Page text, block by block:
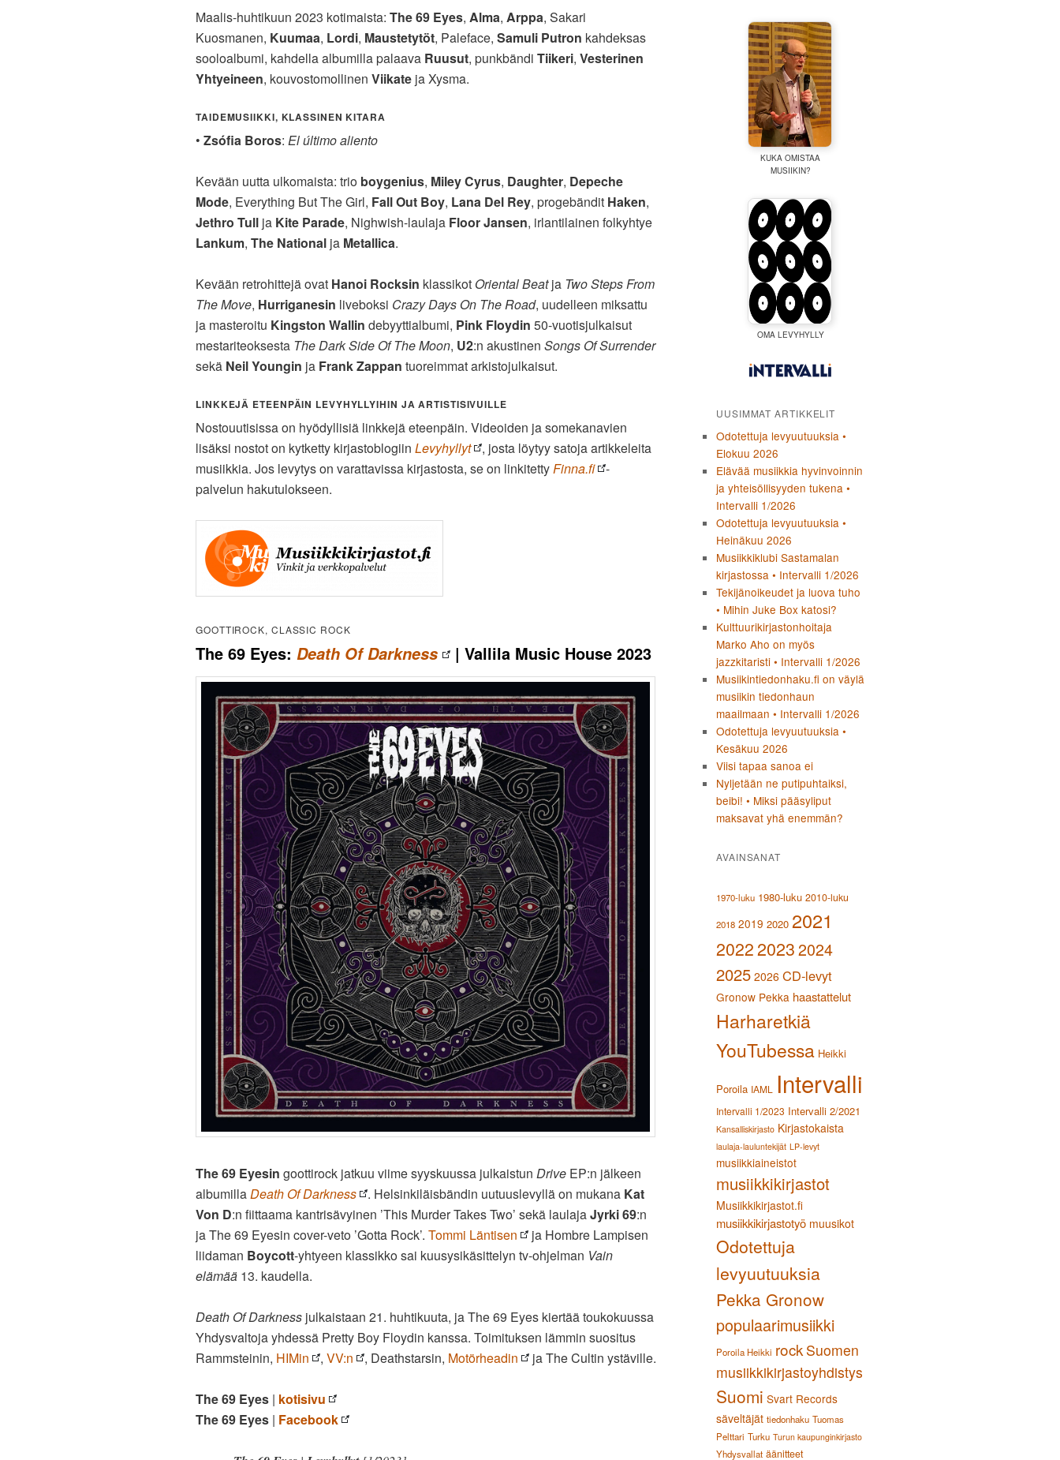
Maalis-huhtikuun 2023 kotimaista: The 69 Eyes, Alma, Arppa, Sakari
Kuosmanen, Kuumaa, Lordi, Maustetytöt, Paleface, Samuli Putron kahdeksas
sooloalbumi, kahdella albumilla palaava Ruusut, punkbändi Tiikeri, Vesterinen
Yhtyeineen, kouvostomollinen Viikate ja Xysma.
TAIDEMUSIIKKI, KLASSINEN KITARA
• Zsófia Boros: El último aliento
Kevään uutta ulkomaista: trio boygenius, Miley Cyrus, Daughter, Depeche
Mode, Everything But The Girl, Fall Out Boy, Lana Del Rey, progebändit Haken,
Jethro Tull ja Kite Parade, Nighwish-laulaja Floor Jansen, irlantilainen folkyhtye
Lankum, The National ja Metallica.
Kevään retrohittejä ovat Hanoi Rocksin klassikot Oriental Beatja Two Steps From
The Move, Hurriganesin liveboksi Crazy Days On The Road, uudelleen miksattu
ja masteroitu Kingston Wallin debyyttialbumi, Pink Floydin 50-vuotisjulkaisut
mestariteoksesta The Dark Side Of The Moon, U2:n akustinen Songs Of Surrender
sekä Neil Youngin ja Frank Zappan tuoreimmat arkistojulkaisut.
LINKKEJÄ ETEENPÄIN LEVYHYLLYIHIN JA ARTISTISIVUILLE
Nostouutisissa on hyödyllisiä linkkejä eteenpäin. Videoiden ja somekanavien
lisäksi nostot on kytketty kirjastoblogiin Levyhyllyt
, josta löytyy satoja artikkeleita
musiikkia. Jos levytys on varattavissa kirjastosta, se on linkitettyFinna.fi
-
palvelun hakutulokseen.
GOOTTIROCK, CLASSIC ROCK
The 69 Eyes: Death Of Darkness | Vallila Music House 2023
The 69 Eyesin goottirock jatkuu viime syyskuussa julkaistun Drive EP:n jälkeen
albumillaDeath Of Darkness . Helsinkiläisbändin uutuuslevyllä on mukana Kat
Von D:n fiittaama kantrisävyinen ’This Murder Takes Two’ sekä laulajaJyrki 69:n
ja The 69 Eyesin cover-veto ’Gotta Rock’. Tommi Läntisen
ja Hombre Lampisen
liidaman Boycott-yhtyeen klassikko sai kuusysikäsittelyn tv-ohjelman Vain
elämää 13. kaudella.
Death Of Darkness julkaistaan 21. huhtikuuta, ja The 69 Eyes kiertää toukokuussa
Yhdysvaltoja yhdessä Pretty Boy Floydin kanssa. Toimituksen lämmin suositus
Rammsteinin, HIMin , VV:n , Deathstarsin, Motörheadin ja The Cultin ystäville.
The 69 Eyes | kotisivu
The 69 Eyes | Facebook
KUKA OMISTAA
MUSIIKIN?
OMA LEVYHYLLY
UUSIMMAT ARTIKKELIT
Odotettuja levyuutuuksia •
Elokuu 2026
Elävää musiikkia hyvinvoinnin
ja yhteisöllisyyden tukena •
Intervalli 1/2026
Odotettuja levyuutuuksia •
Heinäkuu 2026
Musiikkiklubi Sastamalan
kirjastossa • Intervalli 1/2026
Tekijänoikeudet ja luova tuho
• Mihin Juke Box katosi?
Kulttuurikirjastonhoitaja
Marko Aho on myös
jazzkitaristi • Intervalli 1/2026
Musiikintiedonhaku.fi on väylä
musiikin tiedonhaun
maailmaan • Intervalli 1/2026
Odotettuja levyuutuuksia •
Kesäkuu 2026
Viisi tapaa sanoa ei
Nyljetään ne putipuhtaiksi,
beibi! • Miksi pääsyliput
maksavat yhä enemmän?
AVAINSANAT
1970-luku 1980-luku 2010-luku
2018 2019 2020 2021
2022 20232024
2025 2026 CD-levyt
Gronow Pekka haastattelut
Harharetkiä
YouTubessa Heikki
Poroila IAML Intervalli
Intervalli 1/2023 Intervalli 2/2021
Kansalliskirjasto Kirjastokaista
laulaja-lauluntekijät LP-levyt
musiikkiaineistot
musiikkikirjastot
Musiikkikirjastot.fi
musiikkikirjastotyö muusikot
Odotettuja
levyuutuuksia
Pekka Gronow
populaarimusiikki
Poroila Heikki rock Suomen
musiikkikirjastoyhdistys
Suomi Svart Records
säveltäjät tiedonhaku Tuomas
Pelttari Turku Turun kaupunginkirjasto
Yhdysvallat äänitteet